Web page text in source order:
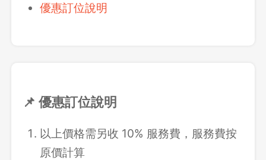
優惠訂位說明
📌 優惠訂位說明
以上價格需另收 10% 服務費，服務費按
原價計算